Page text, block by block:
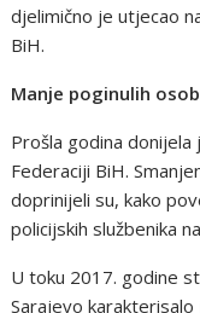
djelimično je utjecao
BiH.
Manje poginulih
Prošla godina
Federaciji BiH.
doprinijeli su, kako
policijskih službenika
U toku 2017. godine
Sarajevo